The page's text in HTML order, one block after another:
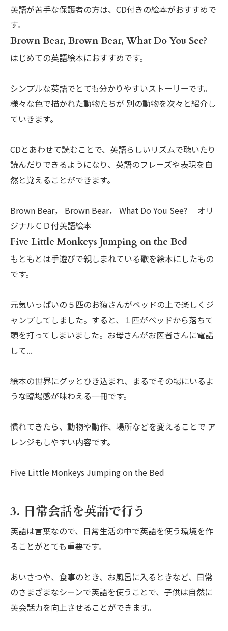
英語が苦手な保護者の方は、CD付きの絵本がおすすめで
す。
Brown Bear, Brown Bear, What Do You See?
はじめての英語絵本におすすめです。
シンプルな英語でとても分かりやすいストーリーです。
様々な色で描かれた動物たちが 別の動物を次々と紹介し
ていきます。
CDとあわせて読むことで、英語らしいリズムで聴いたり
読んだりできるようになり、英語のフレーズや表現を自
然と覚えることができます。
Brown Bear， Brown Bear， What Do You See? オリ
ジナルＣＤ付英語絵本
Five Little Monkeys Jumping on the Bed
もともとは手遊びで親しまれている歌を絵本にしたもの
です。
元気いっぱいの５匹のお猿さんがベッドの上で楽しくジ
ャンプしてしました。すると、１匹がベッドから落ちて
頭を打ってしまいました。お母さんがお医者さんに電話
して...
絵本の世界にグッとひき込まれ、まるでその場にいるよ
うな臨場感が味わえる一冊です。
慣れてきたら、動物や動作、場所などを変えることで ア
レンジもしやすい内容です。
Five Little Monkeys Jumping on the Bed
3. 日常会話を英語で行う
英語は言葉なので、日常生活の中で英語を使う環境を作
ることがとても重要です。
あいさつや、食事のとき、お風呂に入るときなど、日常
のさまざまなシーンで英語を使うことで、子供は自然に
英会話力を向上させることができます。